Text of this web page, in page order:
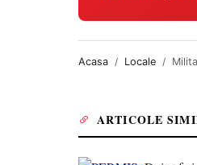
Acasa Locale
ARTICOLE